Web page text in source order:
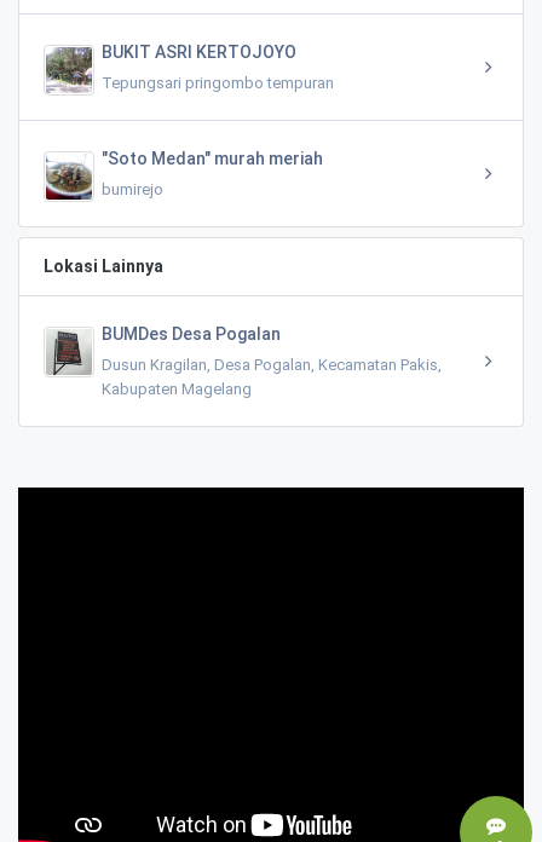
BUKIT ASRI KERTOJOYO
Tepungsari pringombo tempuran
"Soto Medan" murah meriah
bumirejo
Lokasi Lainnya
BUMDes Desa Pogalan
Dusun Kragilan, Desa Pogalan, Kecamatan Pakis,
Kabupaten Magelang